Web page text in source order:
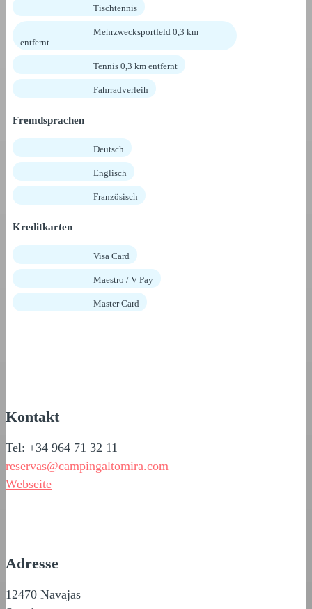
Tischtennis
Mehrzwecksportfeld 0,3 km
entfernt
Tennis 0,3 km entfernt
Fahrradverleih
Fremdsprachen
Deutsch
Englisch
Französisch
Kreditkarten
Visa Card
Maestro / V Pay
Master Card
Kontakt
Tel: +34 964 71 32 11
reservas@campingaltomira.com
Webseite
Adresse
12470 Navajas